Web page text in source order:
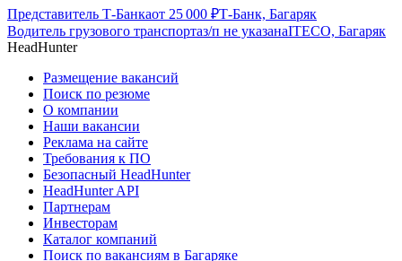
Представитель Т-Банкаот 25 000 ₽Т-Банк, Багаряк
Водитель грузового транспортаз/п не указанаITECO, Багаряк
HeadHunter
Размещение вакансий
Поиск по резюме
О компании
Наши вакансии
Реклама на сайте
Требования к ПО
Безопасный HeadHunter
HeadHunter API
Партнерам
Инвесторам
Каталог компаний
Поиск по вакансиям в Багаряке